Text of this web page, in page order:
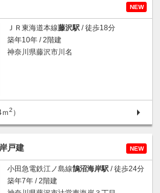
NEW
ＪＲ東海道本線藤沢駅 / 徒歩18分
築年10年 / 2階建
神奈川県藤沢市川名
ｍ2 ）
戸建 NEW
小田急電鉄江ノ島線鵠沼海岸駅 / 徒歩24分
築年7年 / 2階建